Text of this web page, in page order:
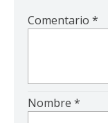
Comentario *
Nombre *